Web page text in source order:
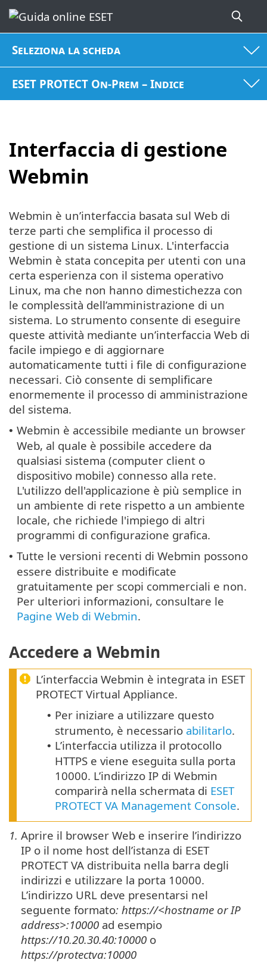
Seleziona la scheda
ESET PROTECT On-Prem – Indice
Interfaccia di gestione
Webmin
Webmin è un’interfaccia basata sul Web di
terze parti che semplifica il processo di
gestione di un sistema Linux. L'interfaccia
Webmin è stata concepita per utenti con una
certa esperienza con il sistema operativo
Linux, ma che non hanno dimestichezza con
le complessità dell’amministrazione di un
sistema. Lo strumento consente di eseguire
queste attività mediante un’interfaccia Web di
facile impiego e di aggiornare
automaticamente tutti i file di configurazione
necessari. Ciò consente di semplificare
enormemente il processo di amministrazione
del sistema.
• Webmin è accessibile mediante un browser
Web, al quale è possibile accedere da
qualsiasi sistema (computer client o
dispositivo mobile) connesso alla rete.
L'utilizzo dell'applicazione è più semplice in
un ambiente di rete rispetto a un ambiente
locale, che richiede l'impiego di altri
programmi di configurazione grafica.
• Tutte le versioni recenti di Webmin possono
essere distribuite e modificate
gratuitamente per scopi commerciali e non.
Per ulteriori informazioni, consultare le
Pagine Web di Webmin.
Accedere a Webmin
L’interfaccia Webmin è integrata in ESET
PROTECT Virtual Appliance.
• Per iniziare a utilizzare questo
strumento, è necessario abilitarlo.
• L’interfaccia utilizza il protocollo
HTTPS e viene eseguita sulla porta
10000. L’indirizzo IP di Webmin
comparirà nella schermata di ESET
PROTECT VA Management Console.
1. Aprire il browser Web e inserire l’indirizzo
IP o il nome host dell’istanza di ESET
PROTECT VA distribuita nella barra degli
indirizzi e utilizzare la porta 10000.
L’indirizzo URL deve presentarsi nel
seguente formato: https://<hostname or IP
address>:10000 ad esempio
https://10.20.30.40:10000 o
https://protectva:10000